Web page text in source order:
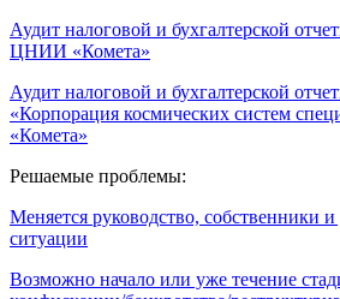
Аудит налоговой и бухгалтерской
ЦНИИ «Комета»
Аудит налоговой и бухгалтерской
«Корпорация космических систем
«Комета»
Решаемые проблемы:
Меняется руководство, собственники
ситуации
Возможно начало или уже течение